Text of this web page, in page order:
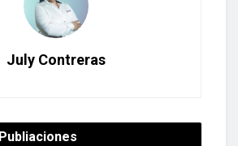
July Contreras
Publiaciones